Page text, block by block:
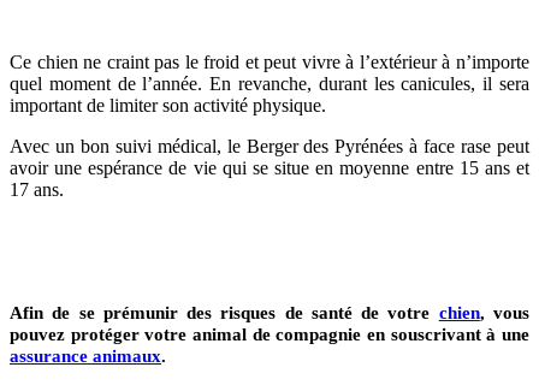
Ce chien ne craint pas le froid et peut vivre à l’extérieur à n’importe
quel moment de l’année. En revanche, durant les canicules, il sera
important de limiter son activité physique.
Avec un bon suivi médical, le Berger des Pyrénées à face rase peut
avoir une espérance de vie qui se situe en moyenne entre 15 ans et
17 ans.
Afin de se prémunir des risques de santé de votre chien, vous
pouvez protéger votre animal de compagnie en souscrivant à une
assurance animaux.